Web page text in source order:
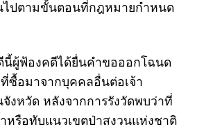
ไปตามขั้นตอนที่กฎหมายกำหนด
นี้ผู้ฟ้องคดีได้ยื่นคำขอออกโฉนด
ซื้อมาจากบุคคลอื่นต่อเจ้า
งหวัด หลังจากการรังวัดพบว่าที่
หรือทับแนวเขตป่าสงวนแห่งชาติ